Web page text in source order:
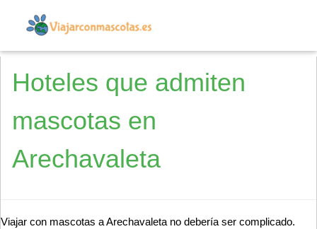
Hoteles que admiten
mascotas en
Arechavaleta
Viajar con mascotas a Arechavaleta no debería ser complicado.